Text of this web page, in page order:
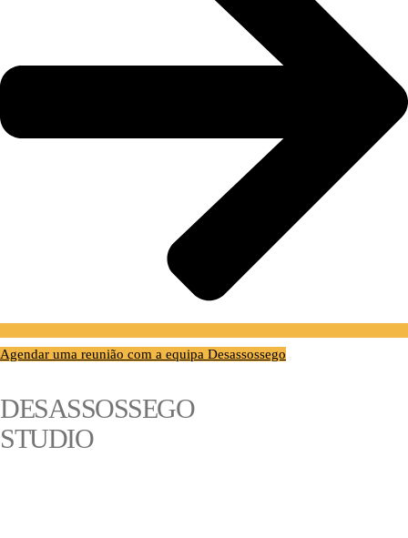
Agendar uma reunião com a equipa Desassossego
DESASSOSSEGO
STUDIO